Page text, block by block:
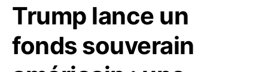
Trump lance un
fonds souverain